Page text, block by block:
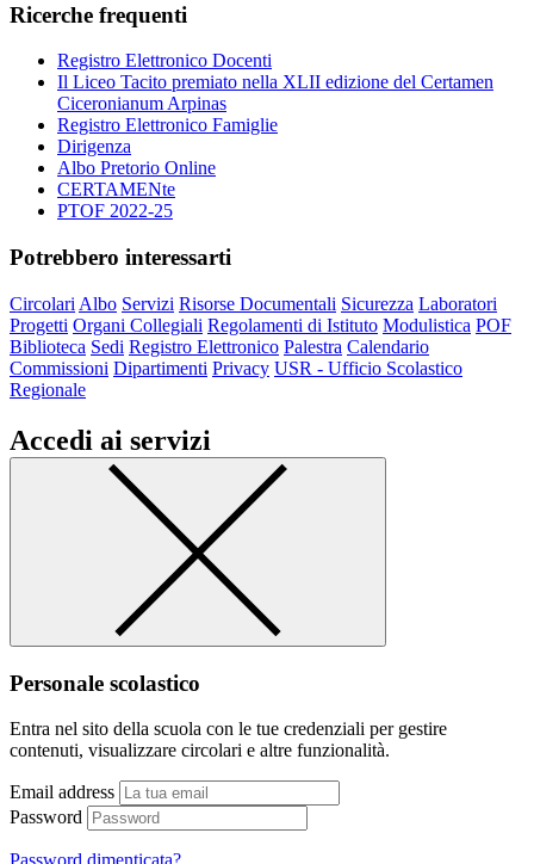
Ricerche frequenti
Registro Elettronico Docenti
Il Liceo Tacito premiato nella XLII edizione del Certamen
Ciceronianum Arpinas
Registro Elettronico Famiglie
Dirigenza
Albo Pretorio Online
CERTAMENte
PTOF 2022-25
Potrebbero interessarti
Circolari Albo Servizi Risorse Documentali Sicurezza Laboratori
Progetti Organi Collegiali Regolamenti di Istituto Modulistica POF
Biblioteca Sedi Registro Elettronico Palestra Calendario
Commissioni Dipartimenti Privacy USR - Ufficio Scolastico
Regionale
Accedi ai servizi
Personale scolastico
Entra nel sito della scuola con le tue credenziali per gestire
contenuti, visualizzare circolari e altre funzionalità.
Email address
Password